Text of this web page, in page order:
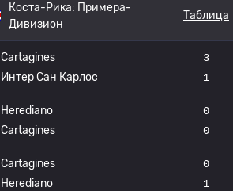
Коста-Рика: Примера-
Дивизион
Таблица
Cartagines
Интер Сан Карлос
3
1
Herediano
Cartagines
0
0
Cartagines
Herediano
0
1